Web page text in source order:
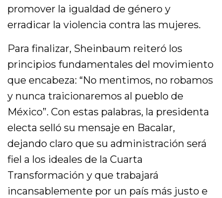
promover la igualdad de género y
erradicar la violencia contra las mujeres.
Para finalizar, Sheinbaum reiteró los
principios fundamentales del movimiento
que encabeza: “No mentimos, no robamos
y nunca traicionaremos al pueblo de
México”. Con estas palabras, la presidenta
electa selló su mensaje en Bacalar,
dejando claro que su administración será
fiel a los ideales de la Cuarta
Transformación y que trabajará
incansablemente por un país más justo e